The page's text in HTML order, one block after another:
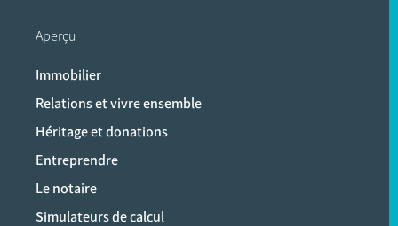
Aperçu
Immobilier
Relations et vivre ensemble
Héritage et donations
Entreprendre
Le notaire
Simulateurs de calcul